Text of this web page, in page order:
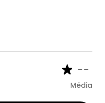
--
Média